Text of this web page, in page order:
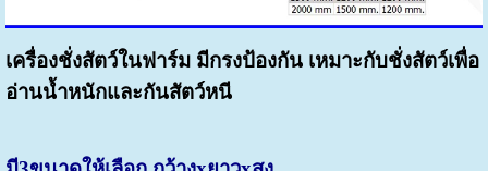
เครื่องชั่งสัตว์ในฟาร์ม มีกรงป้องกัน เหมาะกับชั่งสัตว์เพื่อ
อ่านน้ำหนักและกันสัตว์หนี